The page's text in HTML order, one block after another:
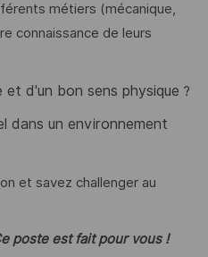
métiers (mécanique,
connaissance de leurs
et d'un bon sens physique ?
dans un environnement
et savez challenger au
poste est fait pour vous !